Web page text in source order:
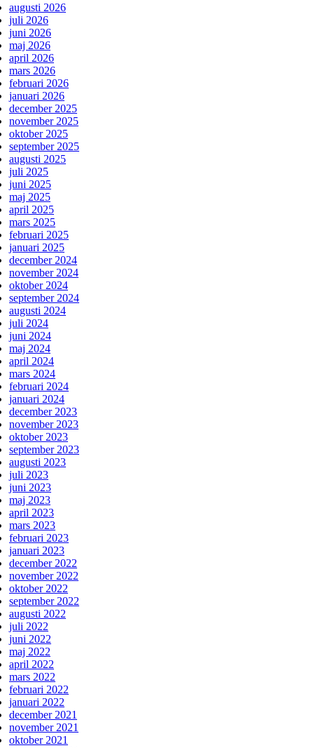
augusti 2026
juli 2026
juni 2026
maj 2026
april 2026
mars 2026
februari 2026
januari 2026
december 2025
november 2025
oktober 2025
september 2025
augusti 2025
juli 2025
juni 2025
maj 2025
april 2025
mars 2025
februari 2025
januari 2025
december 2024
november 2024
oktober 2024
september 2024
augusti 2024
juli 2024
juni 2024
maj 2024
april 2024
mars 2024
februari 2024
januari 2024
december 2023
november 2023
oktober 2023
september 2023
augusti 2023
juli 2023
juni 2023
maj 2023
april 2023
mars 2023
februari 2023
januari 2023
december 2022
november 2022
oktober 2022
september 2022
augusti 2022
juli 2022
juni 2022
maj 2022
april 2022
mars 2022
februari 2022
januari 2022
december 2021
november 2021
oktober 2021